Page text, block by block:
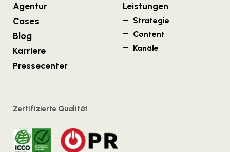
Agentur
Cases
Blog
Karriere
Pressecenter
Leistungen
Strategie
Content
Kanäle
Zertifizierte Qualität